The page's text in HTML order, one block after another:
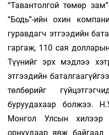
“Тавантолгой төмөр
“Бодь”-ийн охин
гуравдагч этгээдийн
гаргаж, 110 сая
Түүнийг эрх мэдлээ
этгээдийн
төлбөрийг
буруудахаар болжээ.
Монгол Улсын
орнуудаар явж